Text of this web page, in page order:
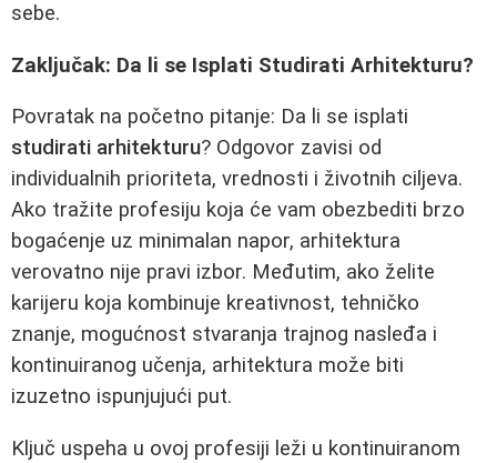
sebe.
Zaključak: Da li se Isplati Studirati Arhitekturu?
Povratak na početno pitanje: Da li se isplati
studirati arhitekturu? Odgovor zavisi od
individualnih prioriteta, vrednosti i životnih ciljeva.
Ako tražite profesiju koja će vam obezbediti brzo
bogaćenje uz minimalan napor, arhitektura
verovatno nije pravi izbor. Međutim, ako želite
karijeru koja kombinuje kreativnost, tehničko
znanje, mogućnost stvaranja trajnog nasleđa i
kontinuiranog učenja, arhitektura može biti
izuzetno ispunjujući put.
Ključ uspeha u ovoj profesiji leži u kontinuiranom